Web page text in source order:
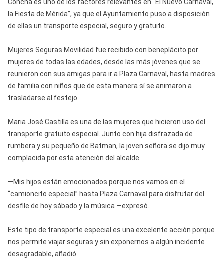
Concha es uno de los factores relevantes en “El Nuevo Carnaval,
la Fiesta de Mérida”, ya que el Ayuntamiento puso a disposición
de ellas un transporte especial, seguro y gratuito.
Mujeres Seguras Movilidad fue recibido con beneplácito por
mujeres de todas las edades, desde las más jóvenes que se
reunieron con sus amigas para ir a Plaza Carnaval, hasta madres
de familia con niños que de esta manera sí se animaron a
trasladarse al festejo.
Maria José Castilla es una de las mujeres que hicieron uso del
transporte gratuito especial. Junto con hija disfrazada de
rumbera y su pequeño de Batman, la joven señora se dijo muy
complacida por esta atención del alcalde.
—Mis hijos están emocionados porque nos vamos en el
“camioncito especial” hasta Plaza Carnaval para disfrutar del
desfile de hoy sábado y la música —expresó.
Este tipo de transporte especial es una excelente acción porque
nos permite viajar seguras y sin exponernos a algún incidente
desagradable, añadió.